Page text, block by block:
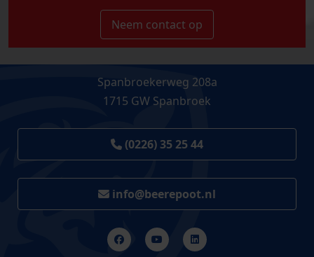
Neem contact op
Spanbroekerweg 208a
1715 GW Spanbroek
(0226) 35 25 44
info@beerepoot.nl